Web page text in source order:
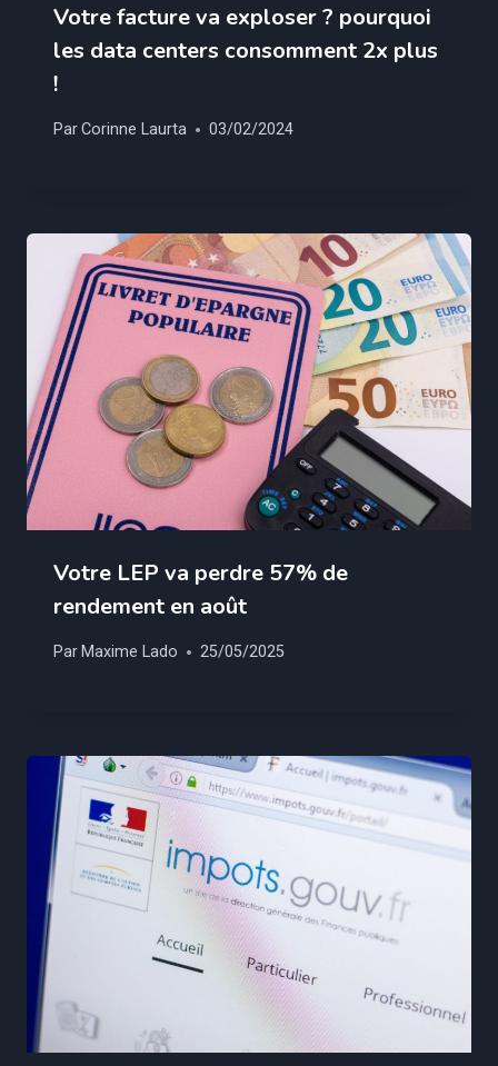
Votre facture va exploser ? pourquoi
les data centers consomment 2x plus
!
ParCorinne Laurta 03/02/2024
Votre LEP va perdre 57% de
rendement en août
Par Maxime Lado 25/05/2025